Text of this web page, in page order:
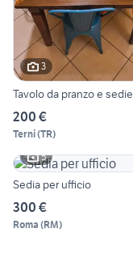
3
Tavolo da pranzo e sedie
200 €
Terni(TR)
5
Sedia per ufficio
300 €
Roma (RM)